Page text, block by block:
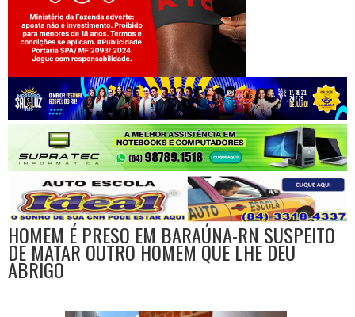
Jogue com responsabilidade. 18+
HOMEM É PRESO EM BARAÚNA-RN SUSPEITO
DE MATAR OUTRO HOMEM QUE LHE DEU
ABRIGO